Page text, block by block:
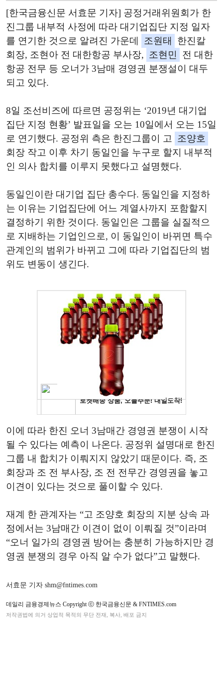
[한국금융신문 서효문 기자] 공정거래위원회가 한
진그룹 내부적 사정에 따라 대기업집단 지정 일자
를 연기한 것으로 알려진 가운데
조원태
한진칼
회장, 조현아 전 대한항공 부사장, 조현민
전 대한
항공 전무 등 오너가 3남매 경영권 분쟁설이 대두
되고 있다.
8일 조선비즈에 따르면 공정위는 ‘2019년 대기업
집단 지정 현황’ 발표일을 오는 10일에서 오는 15일
로 연기했다. 공정위 측은 한진그룹이 고 조양호
회장 작고 이후 차기 동일인을 누구로 할지 내부적
인 의사 합치를 이루지 못했다고 설명했다.
동일인이란 대기업 집단 총수다. 동일인을 지정하
는 이유는 기업집단에 어느 계열사까지 포함할지
결정하기 위한 것이다. 동일인은 그룹을 실질적으
로 지배하는 기업인으로, 이 동일인이 바뀌면 특수
관계인의 범위가 바뀌고 그에 따라 기업집단의 범
위도 변동이 생긴다.
이에 따라 한진 오너 3남매간 경영권 분쟁이 시작
될 수 있다는 예측이 나온다. 공정위 설명대로 한진
그룹 내 합치가 이뤄지지 않았기 때문이다. 즉, 조
회장과 조 전 부사장, 조 전 전무간 경영권을 놓고
이견이 있다는 것으로 풀이할 수 있다.
재계 한 관계자는 “고 조양호 회장의 지분 상속 과
정에서는 3남매간 이견이 없이 이뤄질 것”이라며
“오너 일가의 경영권 방어는 충분히 가능하지만 경
영권 분쟁의 경우 아직 알 수가 없다”고 말했다.
서효문 기자 shm@fntimes.com
데일리 금융경제뉴스 Copyright ⓒ 한국금융신문 & FNTIMES.com
저작권법에 의거 상업적 목적의 무단 전재, 복사, 배포 금지